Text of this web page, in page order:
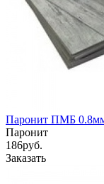
Паронит ПМБ
Паронит
186руб.
Заказать